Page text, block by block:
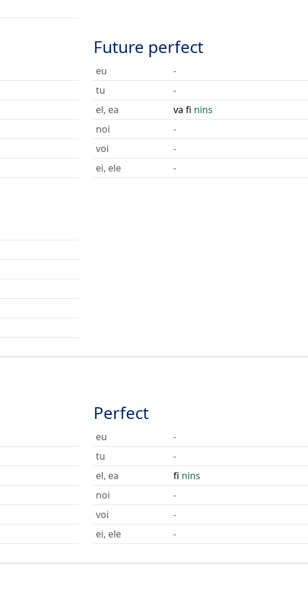
Future perfect
eu
-
tu
-
el, ea
va fi nins
noi
-
voi
-
ei, ele
-
Perfect
eu
-
tu
-
el, ea
fi nins
noi
-
voi
-
ei, ele
-